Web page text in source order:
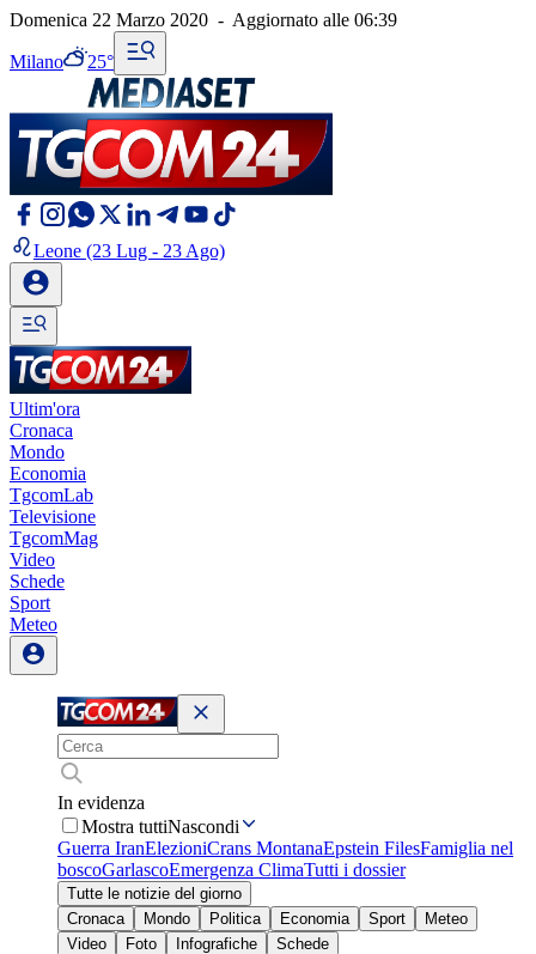
Domenica 22 Marzo 2020 - Aggiornato alle 06:39
Milano 25°
Leone (23 Lug - 23 Ago)
Ultim'ora
Cronaca
Mondo
Economia
TgcomLab
Televisione
TgcomMag
Video
Schede
Sport
Meteo
In evidenza
Mostra tuttiNascondi
Guerra IranElezioniCrans MontanaEpstein FilesFamiglia nel
boscoGarlascoEmergenza ClimaTutti i dossier
Tutte le notizie del giorno
Cronaca
Mondo Politica Economia Sport
Meteo
Video
Foto Infografiche
Schede